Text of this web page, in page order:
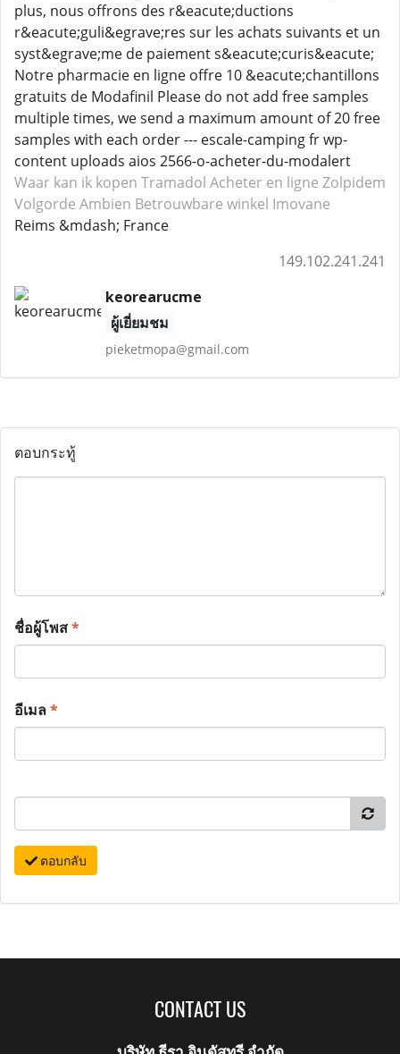
plus, nous offrons des r&eacute;ductions
r&eacute;guli&egrave;res sur les achats suivants et un
syst&egrave;me de paiement s&eacute;curis&eacute;
Notre pharmacie en ligne offre 10 &eacute;chantillons
gratuits de Modafinil Please do not add free samples
multiple times, we send a maximum amount of 20 free
samples with each order --- escale-camping fr wp-
content uploads aios 2566-o-acheter-du-modalert
Waar kan ik kopen Tramadol Acheter en ligne Zolpidem
Volgorde Ambien Betrouwbare winkel Imovane
Reims &mdash; France
149.102.241.241
keorearucme
ผู้เยี่ยมชม
pieketmopa@gmail.com
ตอบกระทู้
ชื่อผู้โพส*
อีเมล*
ตอบกลับ
CONTACT US